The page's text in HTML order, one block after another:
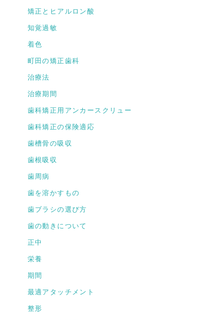
矯正とヒアルロン酸
知覚過敏
着色
町田の矯正歯科
治療法
治療期間
歯科矯正用アンカースクリュー
歯科矯正の保険適応
歯槽骨の吸収
歯根吸収
歯周病
歯を溶かすもの
歯ブラシの選び方
歯の動きについて
正中
栄養
期間
最適アタッチメント
整形